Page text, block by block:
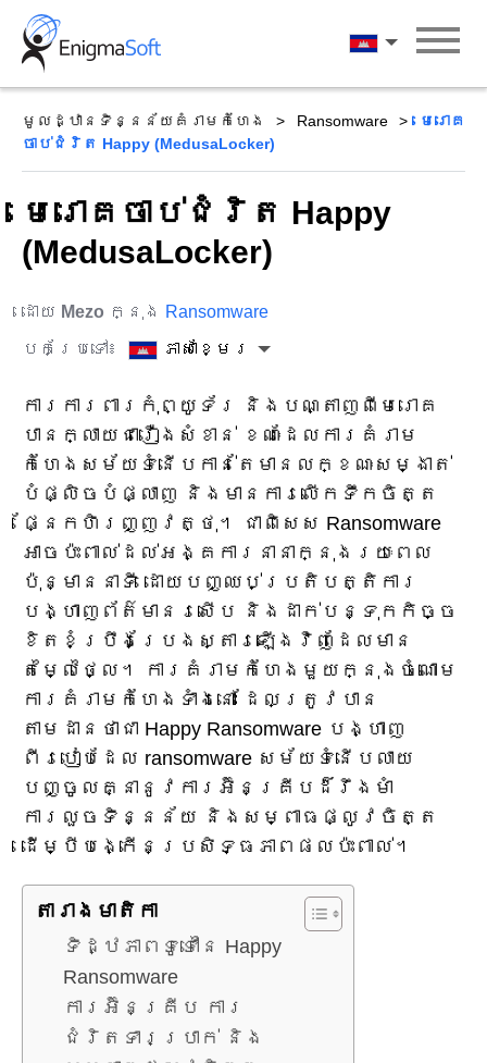
Skip
content
ភាសាខ្មែរ
មូលដ្ឋានទិន្នន័យគំរាមកំហែង Ransomware
មេរោគ
ចាប់ជំរិត Happy (MedusaLocker)
មេរោគចាប់ជំរិត Happy
(MedusaLocker)
ដោយ Mezo ក្នុង
Ransomware
បកប្រែទៅ៖
ភាសាខ្មែរ
ការការពារកុំព្យូទ័រ និងបណ្តាញពីមេរោគ
បានក្លាយជារឿងសំខាន់ ខណៈដែលការគំរាម
កំហែងសម័យទំនើបកាន់តែមានលក្ខណៈសម្ងាត់
បំផ្លិចបំផ្លាញ និងមានការលើកទឹកចិត្ត
ផ្នែកហិរញ្ញវត្ថុ។ ជាពិសេស Ransomware
អាចប៉ះពាល់ដល់អង្គការនានាក្នុងរយៈពេល
ប៉ុន្មាននាទី ដោយបញ្ឈប់ប្រតិបត្តិការ
បង្ហាញព័ត៌មានរសើប និងដាក់បន្ទុកកិច្ច
ខិតខំប្រឹងប្រែងស្តារឡើងវិញដែលមាន
តម្លៃថ្លៃ។ ការគំរាមកំហែងមួយក្នុងចំណោម
ការគំរាមកំហែងទាំងនោះ ដែលត្រូវបាន
តាមដានថាជា Happy Ransomware បង្ហាញ
ពីរបៀបដែល ransomware សម័យទំនើបលាយ
បញ្ចូលគ្នានូវការអ៊ិនគ្រីបដ៏រឹងមាំ
ការលួចទិន្នន័យ និងសម្ពាធផ្លូវចិត្ត
ដើម្បីបង្កើនប្រសិទ្ធភាពផលប៉ះពាល់។
តារាង​មាតិកា
ទិដ្ឋភាពទូទៅនៃ Happy
Ransomware
ការអ៊ិនគ្រីប ការ
ជំរិតទារប្រាក់ និង